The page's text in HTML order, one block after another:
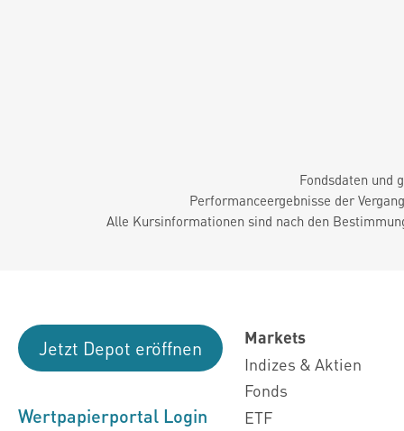
Fondsdaten und
Performanceergebnisse der
Alle Kursinformationen sind nach den
Jetzt Depot eröffnen
Wertpapierportal Login
Markets
Indizes & Aktien
Fonds
ETF